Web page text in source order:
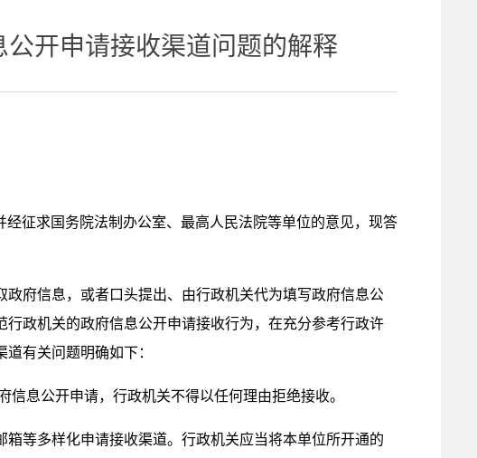
开申请接收渠道问题的解释
征求国务院法制办公室、最高人民法院等单位的意见，现答
府信息，或者口头提出、由行政机关代为填写政府信息公
政机关的政府信息公开申请接收行为，在充分参考行政许
有关问题明确如下：
信息公开申请，行政机关不得以任何理由拒绝接收。
等多样化申请接收渠道。行政机关应当将本单位所开通的